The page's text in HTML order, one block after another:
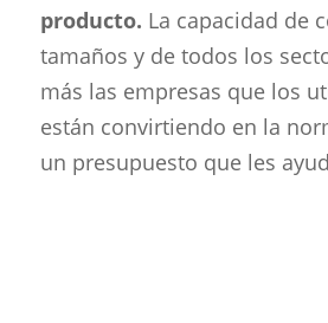
producto. La capacidad de
tamaños y de todos los
más las empresas que los
están convirtiendo en la
un presupuesto que les